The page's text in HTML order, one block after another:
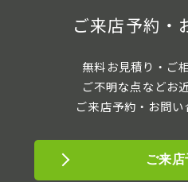
ご来店予約・
無料お見積り・ご
ご不明な点などお
ご来店予約・お問い
ご来